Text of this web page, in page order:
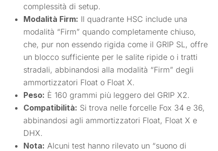
complessità di setup.
Modalità Firm: Il quadrante HSC include una
modalità “Firm” quando completamente chiuso,
che, pur non essendo rigida come il GRIP SL, offre
un blocco sufficiente per le salite ripide o i tratti
stradali, abbinandosi alla modalità “Firm” degli
ammortizzatori Float o Float X.
Peso: È 160 grammi più leggero del GRIP X2.
Compatibilità: Si trova nelle forcelle Fox 34 e 36,
abbinandosi agli ammortizzatori Float, Float X e
DHX.
Nota: Alcuni test hanno rilevato un “suono di